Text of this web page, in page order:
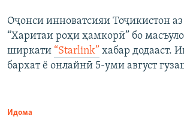
Оҷонси инноватсияи Тоҷикистон
“Харитаи роҳи ҳамкорӣ” бо
ширкати “Starlink” хабар додааст.
бархат ё онлайнӣ 5-уми август
Идома